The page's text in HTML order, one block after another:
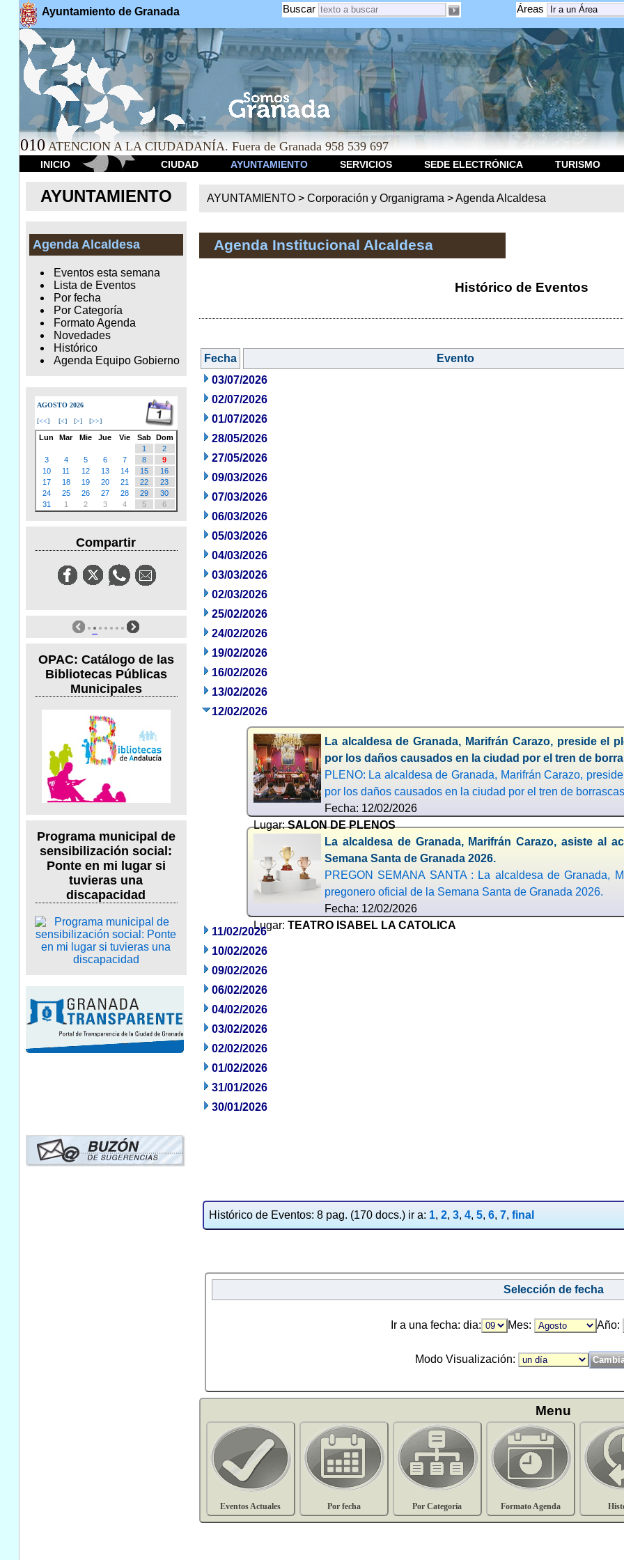
Ayuntamiento de Granada Áreas
Buscar
010 ATENCION A LA CIUDADANÍA. Fuera de Granada 958 539 697
INICIO CIUDAD AYUNTAMIENTO SERVICIOS SEDE ELECTRÓNICA TURISMO
AYUNTAMIENTO
Agenda Alcaldesa
Eventos esta semana
Lista de Eventos
Por fecha
Por Categoría
Formato Agenda
Novedades
Histórico
Agenda Equipo Gobierno
AGOSTO 2026
[<<] [<] [>] [>>]
Lun Mar Mie Jue Vie Sab
Dom
1
2
3
4 5 6 7 8
9
10
11 12 13 14 15
16
17
18 19 20 21 22
23
24
25 26 27 28 29
30
31
1 2 3 4 5 6
Compartir
OPAC: Catálogo de las
Bibliotecas Públicas
Municipales
Programa municipal de
sensibilización social:
Ponte en mi lugar si
tuvieras una
discapacidad
AYUNTAMIENTO >Corporación y Organigrama >Agenda Alcaldesa
Agenda Institucional Alcaldesa
Histórico de Eventos
Fecha
Evento
03/07/2026
02/07/2026
01/07/2026
28/05/2026
27/05/2026
09/03/2026
07/03/2026
06/03/2026
05/03/2026
04/03/2026
03/03/2026
02/03/2026
25/02/2026
24/02/2026
19/02/2026
16/02/2026
13/02/2026
12/02/2026
La alcaldesa de Granada, Marifrán Carazo, preside el
por los daños causados en la ciudad por el tren de
PLENO: La alcaldesa de Granada, Marifrán Carazo,
por los daños causados en la ciudad por el tren de
Fecha: 12/02/2026
Lugar:SALON DE PLENOS
La alcaldesa de Granada, Marifrán Carazo, asiste al
Semana Santa de Granada 2026.
PREGON SEMANA SANTA : La alcaldesa de Granada,
pregonero oficial de la Semana Santa de Granada 2026.
Fecha: 12/02/2026
Lugar: TEATRO ISABEL LA CATOLICA
11/02/2026
10/02/2026
09/02/2026
06/02/2026
04/02/2026
03/02/2026
02/02/2026
01/02/2026
31/01/2026
30/01/2026
Histórico de Eventos: 8 pag. (170 docs.) ir a: 1, 2, 3, 4, 5, 6, 7, final
Selección de fecha
Ir a una fecha: dia: Mes: Año:
Modo Visualización:
Menu
Eventos Actuales Por fecha Por Categoría Formato Agenda